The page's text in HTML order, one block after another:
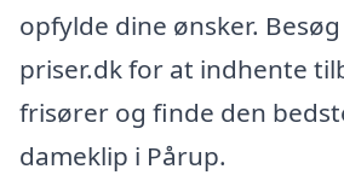
opfylde dine ønsker.
priser.dk for at indhente
frisører og finde den
dameklip i Pårup.